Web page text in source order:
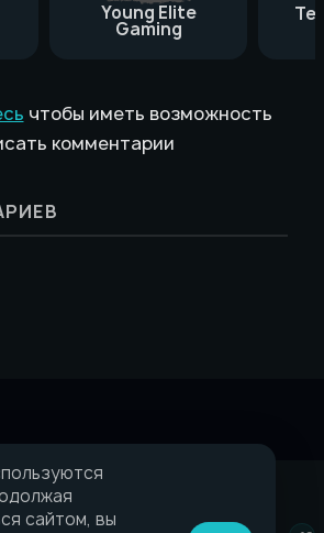
Young Elite
Gaming
чтобы иметь возможность
комментарии
сайтом, вы